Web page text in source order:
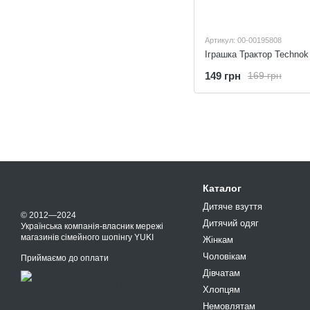
Артикул: 00-00195808
Іграшка Трактор
169 грн
149 грн
© 2012—2024
Українська компанія-власник мережі
магазинів сімейного шопінгу YUKI
Приймаємо до оплати
Каталог
Дитяче взуття
Дитячий одяг
Жінкам
Чоловікам
Дівчатам
Хлопцям
Немовлятам